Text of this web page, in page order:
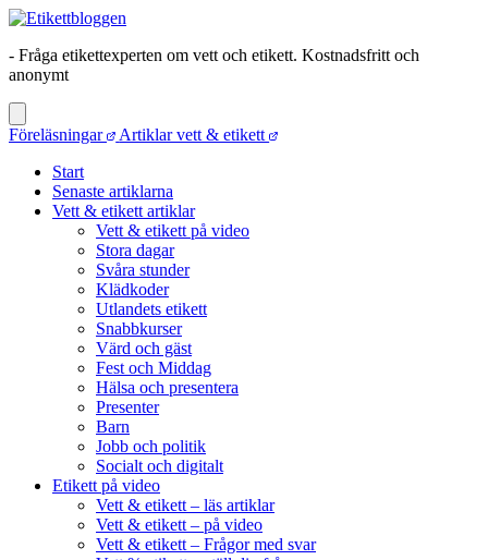
- Fråga etikettexperten om vett och etikett. Kostnadsfritt och
anonymt
Föreläsningar
Artiklar vett & etikett
Start
Senaste artiklarna
Vett & etikett artiklar
Vett & etikett på video
Stora dagar
Svåra stunder
Klädkoder
Utlandets etikett
Snabbkurser
Värd och gäst
Fest och Middag
Hälsa och presentera
Presenter
Barn
Jobb och politik
Socialt och digitalt
Etikett på video
Vett & etikett – läs artiklar
Vett & etikett – på video
Vett & etikett – Frågor med svar